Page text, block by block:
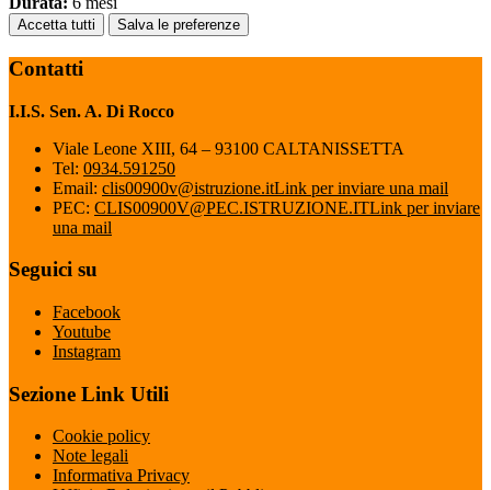
Accetta tutti Salva le preferenze
Contatti
I.I.S. Sen. A. Di Rocco
Viale Leone XIII, 64 – 93100 CALTANISSETTA
Tel: 0934.591250
Email: clis00900v@istruzione.itLink per inviare una mail
PEC: CLIS00900V@PEC.ISTRUZIONE.ITLink per inviare
una mail
Seguici su
Facebook
Youtube
Instagram
Sezione Link Utili
Cookie policy
Note legali
Informativa Privacy